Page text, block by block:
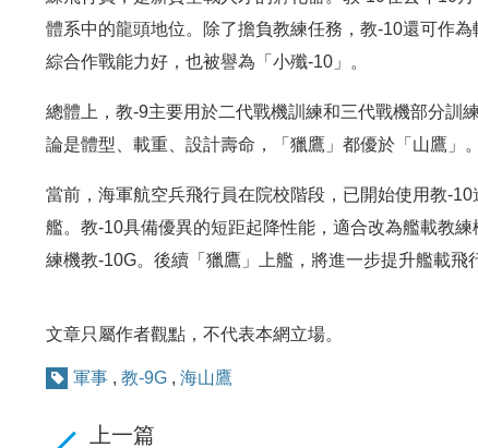
體系中的龍頭地位。除了擔負教練任務，教-10還可作
綜合作戰能力好，也被譽為「小殲-10」。
總體上，教-9主要用於二代戰機訓練和三代戰機部分訓
論是體型、載重、設計壽命，「獵鷹」都優於「山鷹」。
當前，海軍航空兵飛行員在院校階段，已開始使用教-
艦。教-10具備優異的短距起降性能，適合改為艦載教
練機教-10G。後續「獵鷹」上艦，將進一步提升艦載飛
文章只屬作者觀點，不代表本網立場。
軍事 , 教-9G , 海山鷹
上一篇